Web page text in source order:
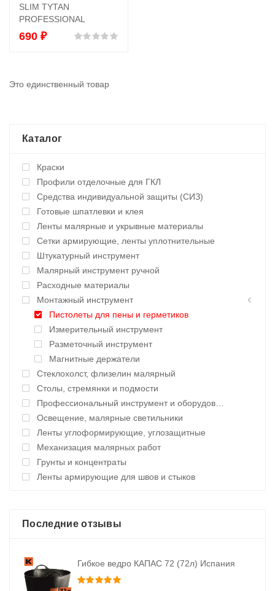
SLIM TYTAN
PROFESSIONAL
690 ₽
Это единственный товар
Каталог
Краски
Профили отделочные для ГКЛ
Средства индивидуальной защиты (СИЗ)
Готовые шпатлевки и клея
Ленты малярные и укрывные материалы
Сетки армирующие, ленты уплотнительные
Штукатурный инструмент
Малярный инструмент ручной
Расходные материалы
Монтажный инструмент
Пистолеты для пены и герметиков
Измерительный инструмент
Разметочный инструмент
Магнитные держатели
Стеклохолст, флизелин малярный
Столы, стремянки и подмости
Профессиональный инструмент и оборудование
Освещение, малярные светильники
Ленты углоформирующие, углозащитные
Механизация малярных работ
Грунты и концентраты
Ленты армирующие для швов и стыков
Последние отзывы
Гибкое ведро КАПАС 72 (72л) Испания